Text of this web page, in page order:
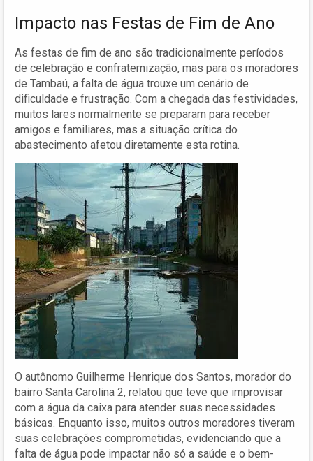
Impacto nas Festas de Fim de Ano
As festas de fim de ano são tradicionalmente períodos
de celebração e confraternização, mas para os moradores
de Tambaú, a falta de água trouxe um cenário de
dificuldade e frustração. Com a chegada das festividades,
muitos lares normalmente se preparam para receber
amigos e familiares, mas a situação crítica do
abastecimento afetou diretamente esta rotina.
O autônomo Guilherme Henrique dos Santos, morador do
bairro Santa Carolina 2, relatou que teve que improvisar
com a água da caixa para atender suas necessidades
básicas. Enquanto isso, muitos outros moradores tiveram
suas celebrações comprometidas, evidenciando que a
falta de água pode impactar não só a saúde e o bem-